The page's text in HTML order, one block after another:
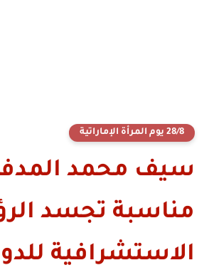
28/8 يوم المرأة الإماراتية
سيف محمد
مناسبة تجسد
الاستشرافية